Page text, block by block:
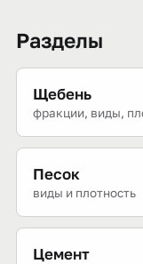
Разделы
Щебень
фракции, виды,
Песок
виды и плотность
Цемент